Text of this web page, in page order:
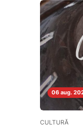
06 aug.
CULTURĂ